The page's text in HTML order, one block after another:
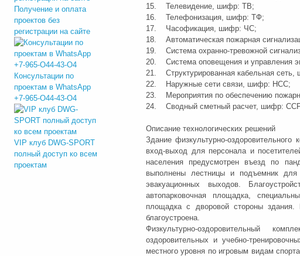
Получение и оплата
проектов без
регистрации на сайте
Консультации по
проектам в WhatsApp
+7-965-O44-43-O4
VIP клуб DWG-SPORT
полный доступ ко всем
проектам
15. Телевидение, шифр: ТВ;
16. Телефонизация, шифр: ТФ;
17. Часофикация, шифр: ЧС;
18. Автоматическая пожарная
19. Система охранно-тревожной
20. Система оповещения и управления
21. Структурированная кабельная
22. Наружные сети связи, шифр: НСС;
23. Мероприятия по обеспечению
24. Сводный сметный расчет, шифр:
Описание технологических решений
Здание физкультурно-
вход-выход для персонала и
населения предусмотрен въезд по
выполнены лестницы и подъемник
эвакуационных выходов.
автопарковочная площадка,
площадка с дворовой стороны здания.
благоустроена.
Физкультурно-оздоровительный
оздоровительных и учебно-
местного уровня по игровым видам